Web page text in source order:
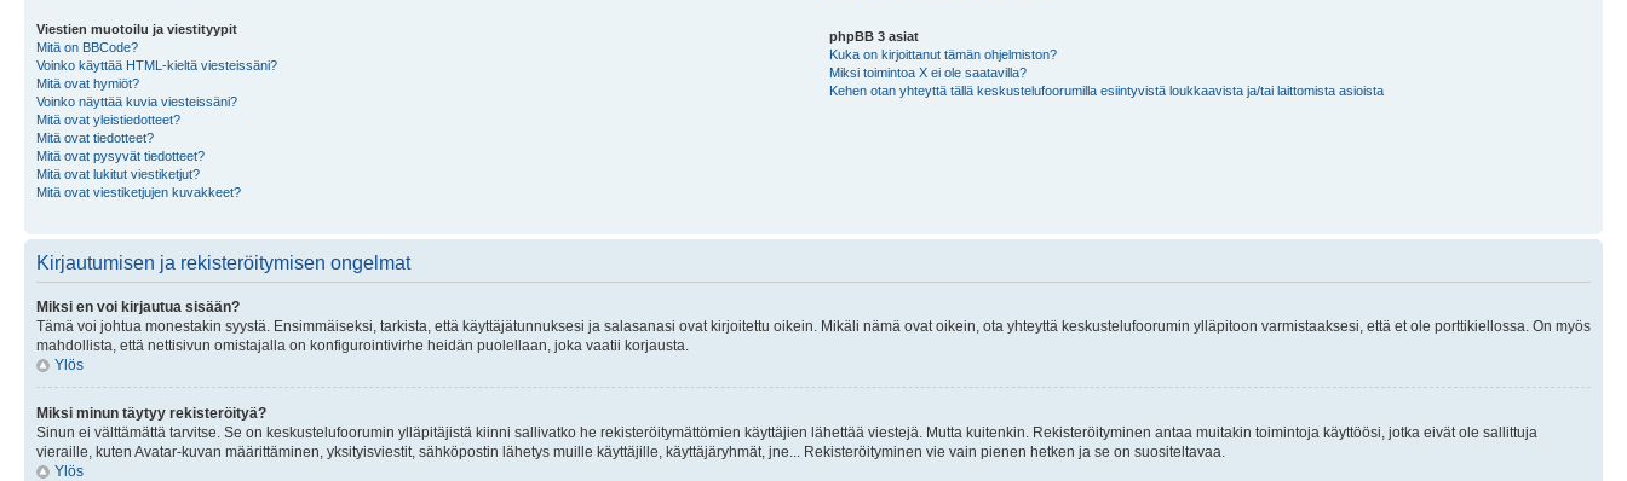
Viestien muotoilu ja viestityypit
Mitä on BBCode?
Voinko käyttää HTML-kieltä viesteissäni?
Mitä ovat hymiöt?
Voinko näyttää kuvia viesteissäni?
Mitä ovat yleistiedotteet?
Mitä ovat tiedotteet?
Mitä ovat pysyvät tiedotteet?
Mitä ovat lukitut viestiketjut?
Mitä ovat viestiketjujen kuvakkeet?
phpBB 3 asiat
Kuka on kirjoittanut tämän ohjelmiston?
Miksi toimintoa X ei ole saatavilla?
Kehen otan yhteyttä tällä keskustelufoorumilla esiintyvistä loukkaavista ja/tai laittomista asioista
Kirjautumisen ja rekisteröitymisen ongelmat
Miksi en voi kirjautua sisään?
Tämä voi johtua monestakin syystä. Ensimmäiseksi, tarkista, että käyttäjätunnuksesi ja salasanasi ovat kirjoitettu oikein. Mikäli nämä ovat oikein, ota yhteyttä keskustelufoorumin ylläpitoon varmistaaksesi, että et ole porttikiellossa. On myös
mahdollista, että nettisivun omistajalla on konfigurointivirhe heidän puolellaan, joka vaatii korjausta.
Ylös
Miksi minun täytyy rekisteröityä?
Sinun ei välttämättä tarvitse. Se on keskustelufoorumin ylläpitäjistä kiinni sallivatko he rekisteröitymättömien käyttäjien lähettää viestejä. Mutta kuitenkin. Rekisteröityminen antaa muitakin toimintoja käyttöösi, jotka eivät ole sallittuja
vieraille, kuten Avatar-kuvan määrittäminen, yksityisviestit, sähköpostin lähetys muille käyttäjille, käyttäjäryhmät, jne... Rekisteröityminen vie vain pienen hetken ja se on suositeltavaa.
Ylös